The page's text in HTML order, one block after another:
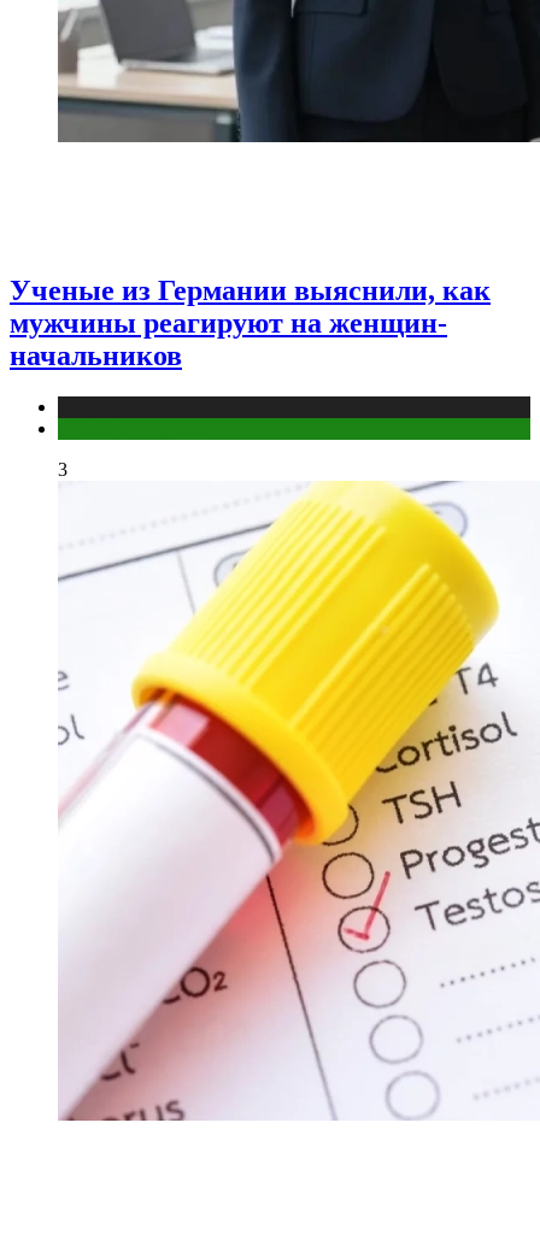
Ученые из Германии выяснили, как
мужчины реагируют на женщин-
начальников
3